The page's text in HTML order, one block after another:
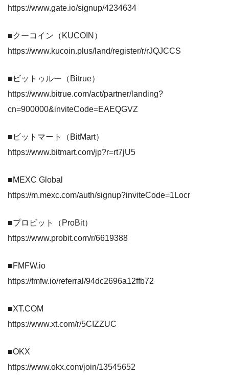
https://www.gate.io/signup/4234634
■クーコイン（KUCOIN）
https://www.kucoin.plus/land/register/r/rJQJCCS
■ビットゥルー（Bitrue）
https://www.bitrue.com/act/partner/landing?
cn=900000&inviteCode=EAEQGVZ
■ビットマート（BitMart）
https://www.bitmart.com/jp?r=rt7jU5
■MEXC Global
https://m.mexc.com/auth/signup?inviteCode=1Locr
■プロビット（ProBit）
https://www.probit.com/r/6619388
■FMFW.io
https://fmfw.io/referral/94dc2696a12ffb72
■XT.COM
https://www.xt.com/r/5CIZZUC
■OKX
https://www.okx.com/join/13545652